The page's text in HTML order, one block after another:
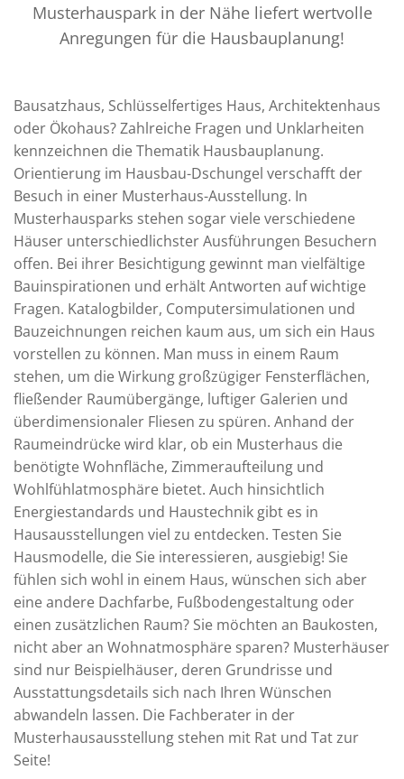
Musterhauspark in der Nähe liefert wertvolle
Anregungen für die Hausbauplanung!
Bausatzhaus, Schlüsselfertiges Haus, Architektenhaus
oder Ökohaus? Zahlreiche Fragen und Unklarheiten
kennzeichnen die Thematik Hausbauplanung.
Orientierung im Hausbau-Dschungel verschafft der
Besuch in einer Musterhaus-Ausstellung. In
Musterhausparks stehen sogar viele verschiedene
Häuser unterschiedlichster Ausführungen Besuchern
offen. Bei ihrer Besichtigung gewinnt man vielfältige
Bauinspirationen und erhält Antworten auf wichtige
Fragen. Katalogbilder, Computersimulationen und
Bauzeichnungen reichen kaum aus, um sich ein Haus
vorstellen zu können. Man muss in einem Raum
stehen, um die Wirkung großzügiger Fensterflächen,
fließender Raumübergänge, luftiger Galerien und
überdimensionaler Fliesen zu spüren. Anhand der
Raumeindrücke wird klar, ob ein Musterhaus die
benötigte Wohnfläche, Zimmeraufteilung und
Wohlfühlatmosphäre bietet. Auch hinsichtlich
Energiestandards und Haustechnik gibt es in
Hausausstellungen viel zu entdecken. Testen Sie
Hausmodelle, die Sie interessieren, ausgiebig! Sie
fühlen sich wohl in einem Haus, wünschen sich aber
eine andere Dachfarbe, Fußbodengestaltung oder
einen zusätzlichen Raum? Sie möchten an Baukosten,
nicht aber an Wohnatmosphäre sparen? Musterhäuser
sind nur Beispielhäuser, deren Grundrisse und
Ausstattungsdetails sich nach Ihren Wünschen
abwandeln lassen. Die Fachberater in der
Musterhausausstellung stehen mit Rat und Tat zur
Seite!